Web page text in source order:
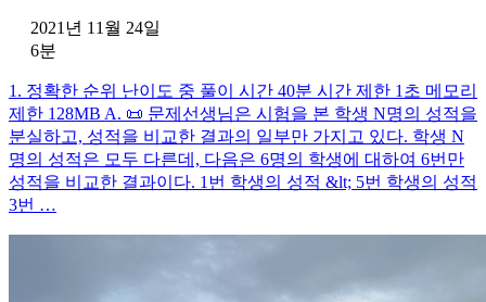
2021년 11월 24일
6분
1. 정확한 순위 난이도 중 풀이 시간 40분 시간 제한 1초 메모리
제한 128MB A. 📜 문제선생님은 시험을 본 학생 N명의 성적을
분실하고, 성적을 비교한 결과의 일부만 가지고 있다. 학생 N
명의 성적은 모두 다른데, 다음은 6명의 학생에 대하여 6번만
성적을 비교한 결과이다. 1번 학생의 성적 &lt; 5번 학생의 성적
3번 …